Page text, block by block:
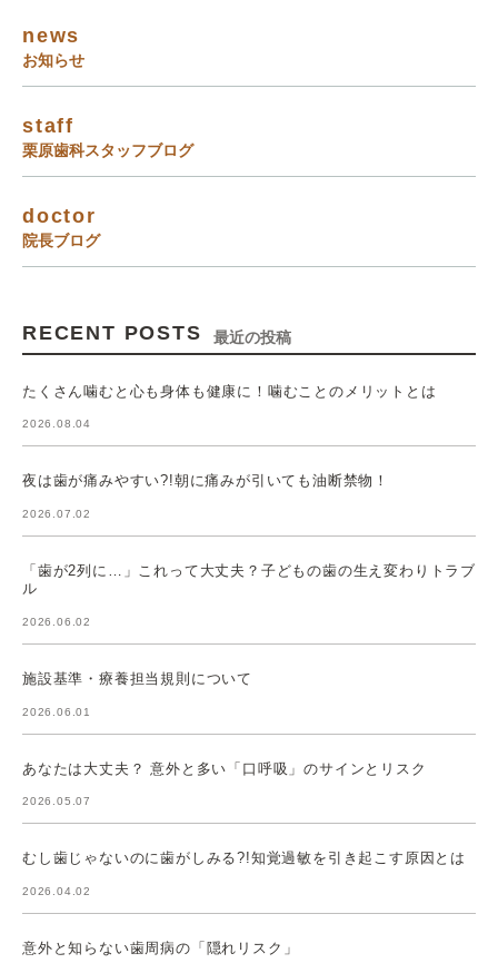
news
お知らせ
staff
栗原歯科スタッフブログ
doctor
院長ブログ
RECENT POSTS 最近の投稿
たくさん噛むと心も身体も健康に！噛むことのメリットとは
2026.08.04
夜は歯が痛みやすい?!朝に痛みが引いても油断禁物！
2026.07.02
「歯が2列に…」これって大丈夫？子どもの歯の生え変わりトラブ
ル
2026.06.02
施設基準・療養担当規則について
2026.06.01
あなたは大丈夫？ 意外と多い「口呼吸」のサインとリスク
2026.05.07
むし歯じゃないのに歯がしみる?!知覚過敏を引き起こす原因とは
2026.04.02
意外と知らない歯周病の「隠れリスク」